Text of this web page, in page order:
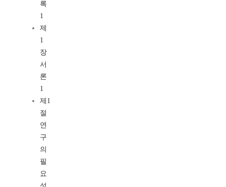
록
1
제
1
장
서
론
1
제1
절
연
구
의
필
요